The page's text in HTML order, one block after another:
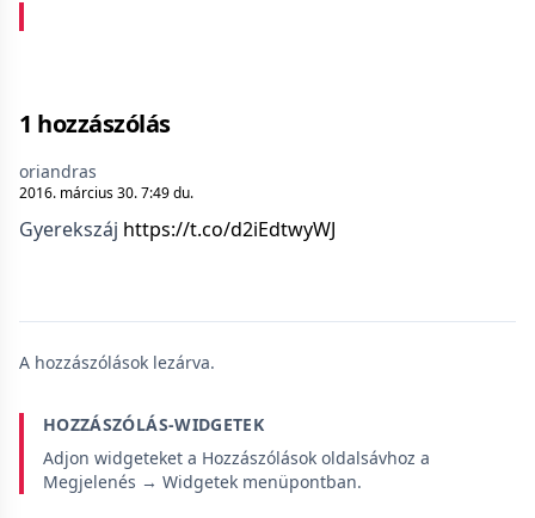
1 hozzászólás
oriandras
2016. március 30. 7:49 du.
Gyerekszáj https://t.co/d2iEdtwyWJ
A hozzászólások lezárva.
HOZZÁSZÓLÁS-WIDGETEK
Adjon widgeteket a Hozzászólások oldalsávhoz a
Megjelenés → Widgetek menüpontban.